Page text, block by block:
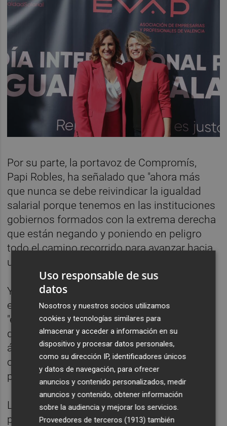
Por su parte, la portavoz de Compromís,
Papi Robles, ha señalado que "ahora más
que nunca se debe reivindicar la igualdad
salarial porque tenemos en las instituciones
gobiernos formados con la extrema derecha
que están negando y poniendo en peligro
todo el camino recorrido para avanzar hacia
una igualdad real y efectiva".
Y en respuesta a Catalá, ha puesto como
ejemplo al Ayuntamiento de València donde
"están recortando campañas y programas
destinados a fomentar la igualdad en el
ámbito empresarial y laboral", y ha puesto
como ejemplo la eliminación de cláusulas
para la igualdad en la contratación pública.
La portavoz del PSPV-PSOE, por su parte, ha
pedido reflexión a Catalá y a las concejalas
Uso responsable de sus
datos
Nosotros y nuestros socios utilizamos
cookies y tecnologías similares para
almacenar y acceder a información en su
dispositivo y procesar datos personales,
como su dirección IP, identificadores únicos
y datos de navegación, para ofrecer
anuncios y contenido personalizados, medir
anuncios y contenido, obtener información
sobre la audiencia y mejorar los servicios.
Proveedores de terceros (1913) también